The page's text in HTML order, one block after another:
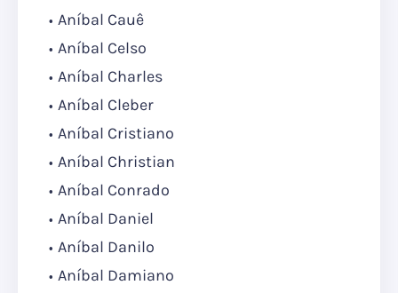
Aníbal Cauê
Aníbal Celso
Aníbal Charles
Aníbal Cleber
Aníbal Cristiano
Aníbal Christian
Aníbal Conrado
Aníbal Daniel
Aníbal Danilo
Aníbal Damiano